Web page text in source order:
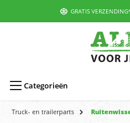
GRATIS
Categorieën
Truck- en trailerparts